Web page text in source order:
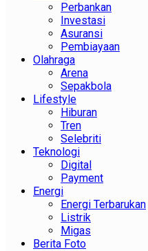
Perbankan
Investasi
Asuransi
Pembiayaan
Olahraga
Arena
Sepakbola
Lifestyle
Hiburan
Tren
Selebriti
Teknologi
Digital
Payment
Energi
Energi Terbarukan
Listrik
Migas
Berita Foto